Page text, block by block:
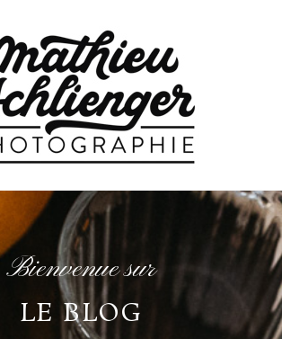
Bienvenue sur
LE BLOG